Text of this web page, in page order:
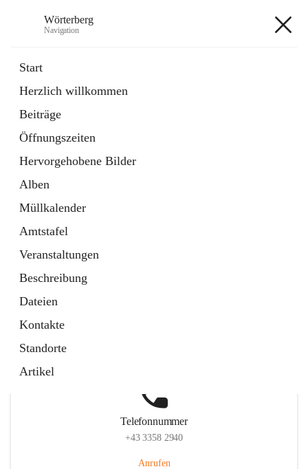
Wörterberg
Navigation
Start
Herzlich willkommen
Beiträge
Öffnungszeiten
Hervorgehobene Bilder
Alben
Müllkalender
Amtstafel
Veranstaltungen
Beschreibung
Dateien
Kontakte
Standorte
Artikel
5 Schnellzugriffe
Bürgerservice
9 Schnellzugriffe
Telefonnummer
+43 3358 2940
Anrufen